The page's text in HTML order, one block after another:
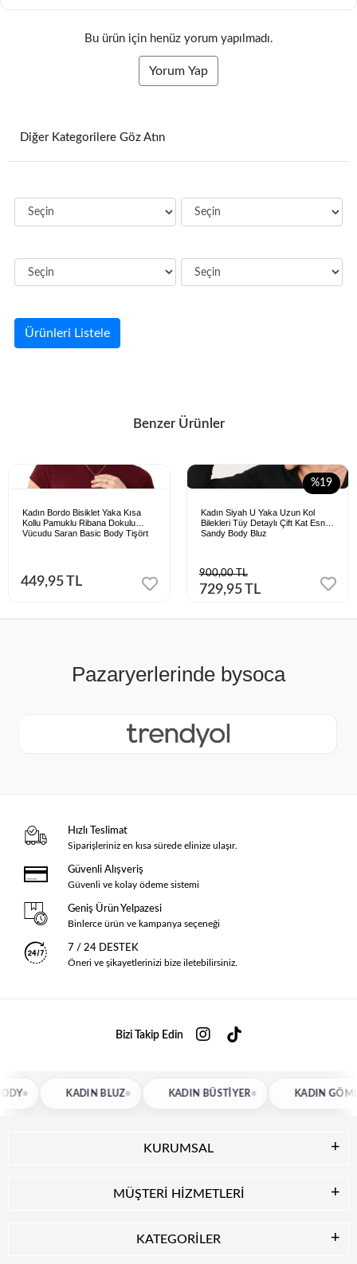
Bu ürün için henüz yorum yapılmadı.
Yorum Yap
Diğer Kategorilere Göz Atın
Ürünleri Listele
Benzer Ürünler
Kadın Bordo Bisiklet Yaka Kısa
Kollu Pamuklu Ribana Dokulu
Vücudu Saran Basic Body Tişört
449,95 TL
%19
Kadın Siyah U Yaka Uzun Kol
Bilekleri Tüy Detaylı Çift Kat Esnek
Sandy Body Bluz
900,00 TL
729,95 TL
Hızlı Teslimat
Siparişleriniz en kısa sürede elinize ulaşır.
Güvenli Alışveriş
Güvenli ve kolay ödeme sistemi
Geniş Ürün Yelpazesi
Binlerce ürün ve kampanya seçeneği
7 / 24 DESTEK
Öneri ve şikayetlerinizi bize iletebilirsiniz.
Bizi Takip Edin
KADIN BLUZ KADIN BÜSTIYER KADIN GÖMLEK
KURUMSAL
MÜŞTERİ HİZMETLERİ
KATEGORİLER